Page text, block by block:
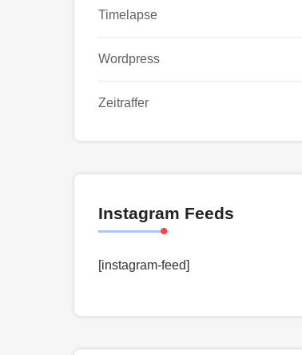
Timelapse
Wordpress
Zeitraffer
Instagram Feeds
[instagram-feed]